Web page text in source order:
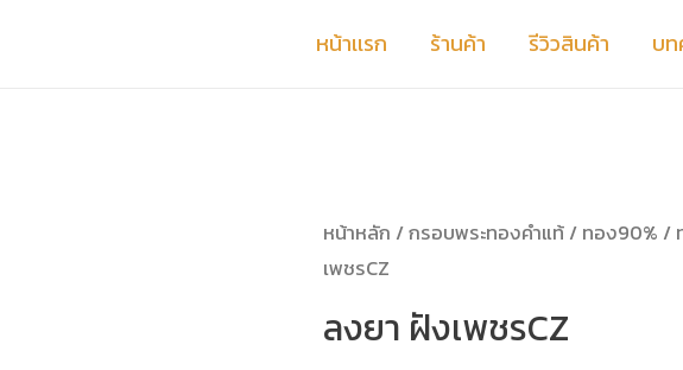
หน้าเเรก ร้านค้า รีวิวสินค้า บท
หน้าหลัก /กรอบพระทองคำแท้ / ทอง90% /
เพชรCZ
ลงยา ฝังเพชรCZ